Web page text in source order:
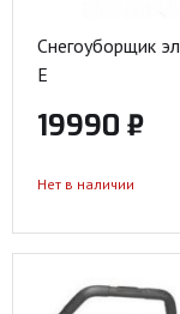
Снегоуборщик
E
19990 ₽
Нет в наличии